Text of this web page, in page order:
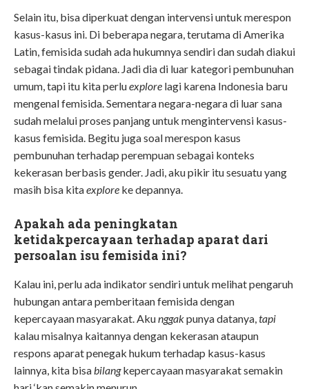
Selain itu, bisa diperkuat dengan intervensi untuk merespon
kasus-kasus ini. Di beberapa negara, terutama di Amerika
Latin, femisida sudah ada hukumnya sendiri dan sudah diakui
sebagai tindak pidana. Jadi dia di luar kategori pembunuhan
umum, tapi itu kita perluexplore lagi karena Indonesia baru
mengenal femisida. Sementara negara-negara di luar sana
sudah melalui proses panjang untuk mengintervensi kasus-
kasus femisida. Begitu juga soal merespon kasus
pembunuhan terhadap perempuan sebagai konteks
kekerasan berbasis gender. Jadi, aku pikir itu sesuatu yang
masih bisa kitaexplore ke depannya.
Apakah ada peningkatan
ketidakpercayaan terhadap aparat dari
persoalan isu femisida ini?
Kalau ini, perlu ada indikator sendiri untuk melihat pengaruh
hubungan antara pemberitaan femisida dengan
kepercayaan masyarakat. Akunggakpunya datanya,tapi
kalau misalnya kaitannya dengan kekerasan ataupun
respons aparat penegak hukum terhadap kasus-kasus
lainnya, kita bisabilangkepercayaan masyarakat semakin